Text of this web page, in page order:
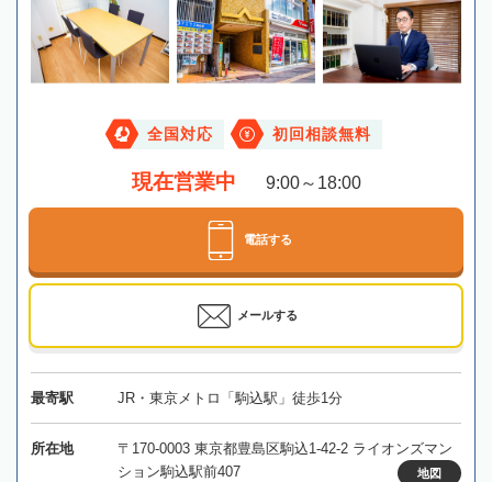
全国対応 初回相談無料
現在営業中 9:00～18:00
電話する
メールする
最寄駅 JR・東京メトロ「駒込駅」徒歩1分
所在地
〒170-0003 東京都豊島区駒込1-42-2 ライオンズマン
ション駒込駅前407
地図